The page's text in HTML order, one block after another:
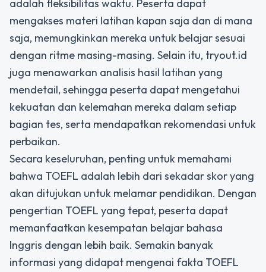
adalah fleksibilitas waktu. Peserta dapat
mengakses materi latihan kapan saja dan di mana
saja, memungkinkan mereka untuk belajar sesuai
dengan ritme masing-masing. Selain itu, tryout.id
juga menawarkan analisis hasil latihan yang
mendetail, sehingga peserta dapat mengetahui
kekuatan dan kelemahan mereka dalam setiap
bagian tes, serta mendapatkan rekomendasi untuk
perbaikan.
Secara keseluruhan, penting untuk memahami
bahwa TOEFL adalah lebih dari sekadar skor yang
akan ditujukan untuk melamar pendidikan. Dengan
pengertian TOEFL yang tepat, peserta dapat
memanfaatkan kesempatan belajar bahasa
Inggris dengan lebih baik. Semakin banyak
informasi yang didapat mengenai fakta TOEFL